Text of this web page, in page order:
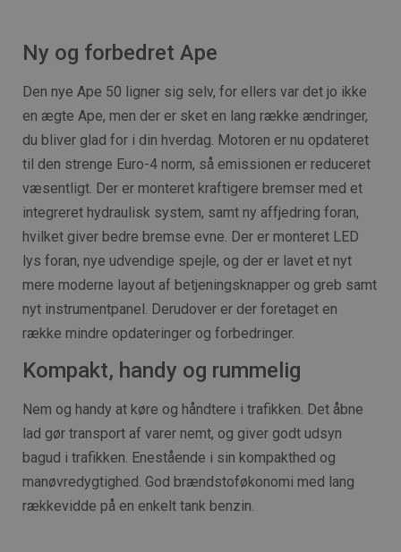
Ny og forbedret Ape
Den nye Ape 50 ligner sig selv, for ellers var det jo ikke
en ægte Ape, men der er sket en lang række ændringer,
du bliver glad for i din hverdag. Motoren er nu opdateret
til den strenge Euro-4 norm, så emissionen er reduceret
væsentligt. Der er monteret kraftigere bremser med et
integreret hydraulisk system, samt ny affjedring foran,
hvilket giver bedre bremse evne. Der er monteret LED
lys foran, nye udvendige spejle, og der er lavet et nyt
mere moderne layout af betjeningsknapper og greb samt
nyt instrumentpanel. Derudover er der foretaget en
række mindre opdateringer og forbedringer.
Kompakt, handy og rummelig
Nem og handy at køre og håndtere i trafikken. Det åbne
lad gør transport af varer nemt, og giver godt udsyn
bagud i trafikken. Enestående i sin kompakthed og
manøvredygtighed. God brændstoføkonomi med lang
rækkevidde på en enkelt tank benzin.